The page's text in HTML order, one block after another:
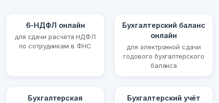
6-НДФЛ онлайн
для сдачи расчёта НДФЛ
по сотрудникам в ФНС
Бухгалтерский баланс
онлайн
для электронной сдачи
годового бухгалтерского
баланса
Бухгалтерская
Бухгалтерский учёт